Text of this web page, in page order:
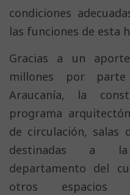
condiciones
las funciones de esta
Gracias a un
millones por
Araucanía, la
programa
de circulación, salas
destinadas a
departamento del
otros espacios